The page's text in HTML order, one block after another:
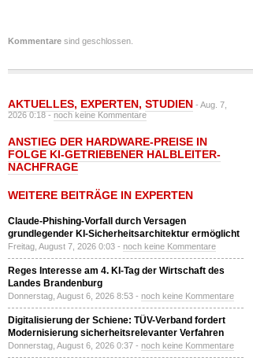
Kommentare sind geschlossen.
AKTUELLES, EXPERTEN, STUDIEN - Aug. 7,
2026 0:18 -noch keine Kommentare
ANSTIEG DER HARDWARE-PREISE IN
FOLGE KI-GETRIEBENER HALBLEITER-
NACHFRAGE
WEITERE BEITRÄGE IN EXPERTEN
Claude-Phishing-Vorfall durch Versagen
grundlegender KI-Sicherheitsarchitektur ermöglicht
Freitag, August 7, 2026 0:03 - noch keine Kommentare
Reges Interesse am 4. KI-Tag der Wirtschaft des
Landes Brandenburg
Donnerstag, August 6, 2026 8:53 - noch keine Kommentare
Digitalisierung der Schiene: TÜV-Verband fordert
Modernisierung sicherheitsrelevanter Verfahren
Donnerstag, August 6, 2026 0:37 - noch keine Kommentare